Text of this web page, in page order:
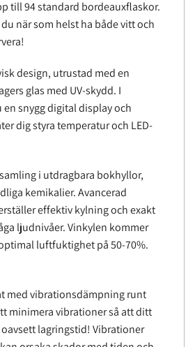
till 94 standard bordeauxflaskor.
när som helst ha både vitt och
design, utrustad med en
glas med UV-skydd. I
snygg digital display och
dig styra temperatur och LED-
i utdragbara bokhyllor,
kemikalier. Avancerad
effektiv kylning och exakt
ljudnivåer. Vinkylen kommer
luftfuktighet på 50-70%.
med vibrationsdämpning runt
minimera vibrationer så att ditt
lagringstid! Vibrationer